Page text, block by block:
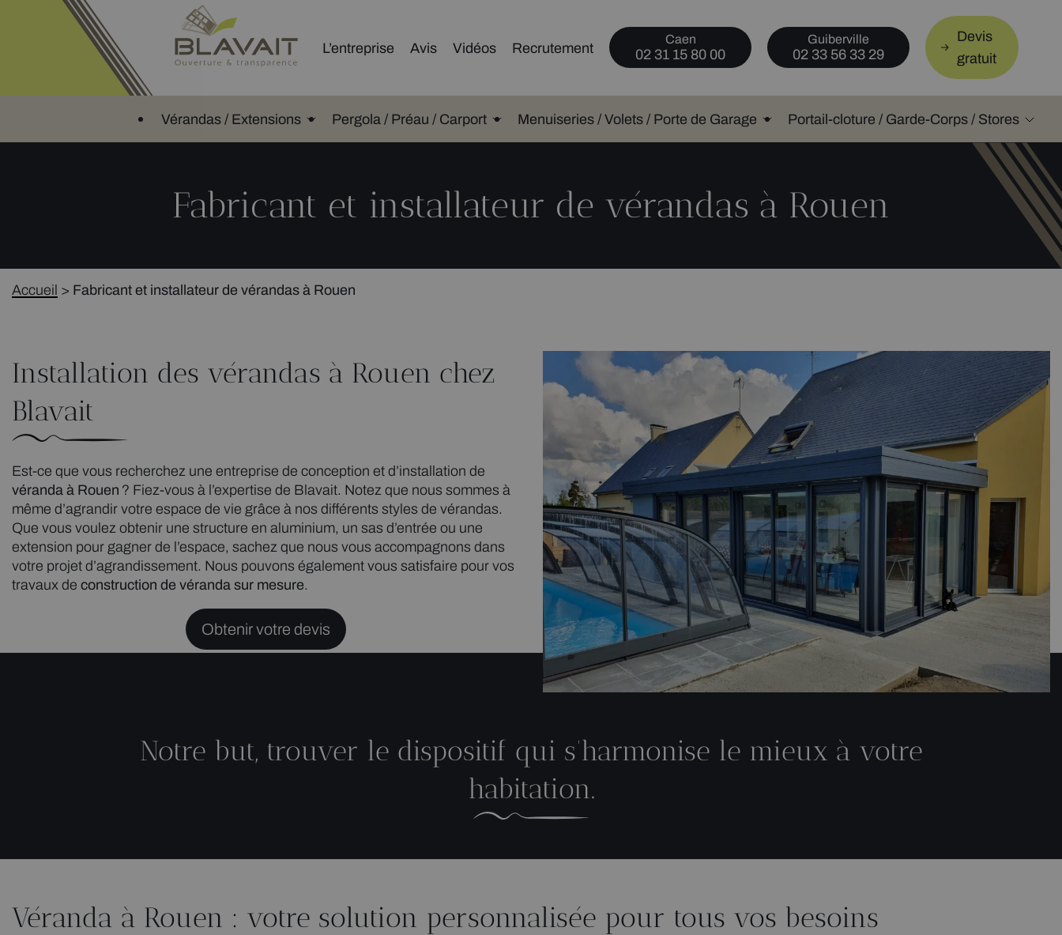
L’entreprise Avis Vidéos Recrutement
Caen
02 31 15 80 00
Guiberville
02 33 56 33 29
Devis
gratuit
Vérandas / Extensions Pergola / Préau / Carport Menuiseries / Volets / Porte de Garage Portail-cloture / Garde-Corps / Stores
Fabricant et installateur de vérandas à Rouen
Accueil > Fabricant et installateur de vérandas à Rouen
Installation des vérandas à Rouen chez
Blavait
Est-ce que vous recherchez une entreprise de conception et d’installation de
véranda à Rouen ? Fiez-vous à l’expertise de Blavait. Notez que nous sommes à
même d’agrandir votre espace de vie grâce à nos différents styles de vérandas.
Que vous voulez obtenir une structure en aluminium, un sas d’entrée ou une
extension pour gagner de l’espace, sachez que nous vous accompagnons dans
votre projet d’agrandissement. Nous pouvons également vous satisfaire pour vos
travaux de construction de véranda sur mesure.
Obtenir votre devis
Notre but, trouver le dispositif qui s’harmonise le mieux à votre
habitation.
Véranda à Rouen : votre solution personnalisée pour tous vos besoins